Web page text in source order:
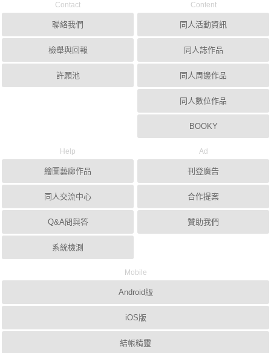
Contact
聯絡我們
檢舉與回報
許願池
Content
同人活動資訊
同人誌作品
同人周邊作品
同人數位作品
BOOKY
Help
繪圖藝廊作品
同人交流中心
Q&A問與答
系統檢測
Ad
刊登廣告
合作提案
贊助我們
Mobile
Android版
iOS版
結帳精靈